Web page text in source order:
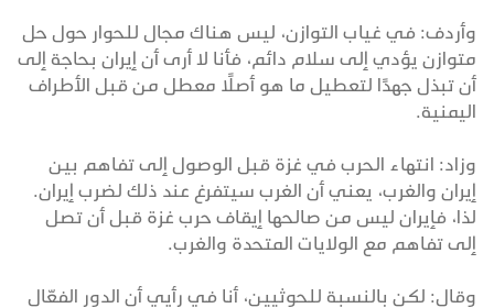
وأردف: في غياب التوازن، ليس هناك مجال للحوار حول حل
متوازن يؤدي إلى سلام دائم، فأنا لا أرى أن إيران بحاجة إلى
أن تبذل جهدًا لتعطيل ما هو أصلًا معطل من قبل الأطراف
اليمنية.
وزاد: انتهاء الحرب في غزة قبل الوصول إلى تفاهم بين
إيران والغرب، يعني أن الغرب سيتفرغ عند ذلك لضرب إيران.
لذا، فإيران ليس من صالحها إيقاف حرب غزة قبل أن تصل
إلى تفاهم مع الولايات المتحدة والغرب.
وقال: لكن بالنسبة للحوثيين، أنا في رأيي أن الدور الفعّال